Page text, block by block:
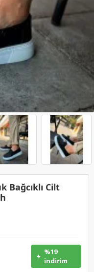
Bağcıklı Cilt
%19
indirim